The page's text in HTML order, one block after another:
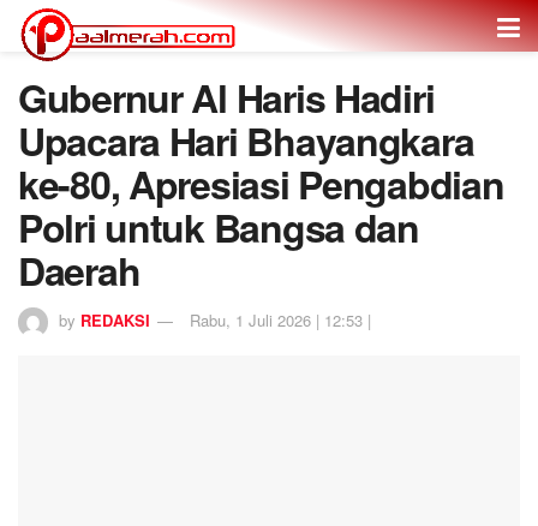
Gubernur Al Haris Hadiri
Upacara Hari Bhayangkara
ke-80, Apresiasi Pengabdian
Polri untuk Bangsa dan
Daerah
by REDAKSI Rabu, 1 Juli 2026 | 12:53 |